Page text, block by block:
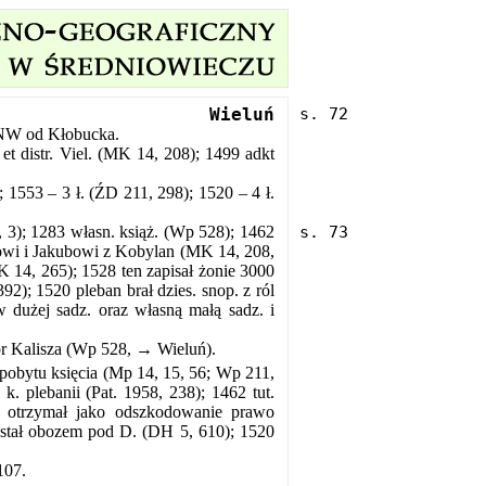
Wieluń
od Kłobucka.
distr. Viel. (MK 14, 208); 1499 adkt
– 3 ł. (ŹD 211, 298); 1520 – 4 ł.
1283 własn. książ. (Wp 528); 1462
i Jakubowi z Kobylan (MK 14, 208,
265); 1528 ten zapisał żonie 3000
1520 pleban brał dzies. snop. z ról
sadz. oraz własną małą sadz. i
Kalisza (Wp 528, → Wieluń).
księcia (Mp 14, 15, 56; Wp 211,
plebanii (Pat. 1958, 238); 1462 tut.
jako odszkodowanie prawo
obozem pod D. (DH 5, 610); 1520